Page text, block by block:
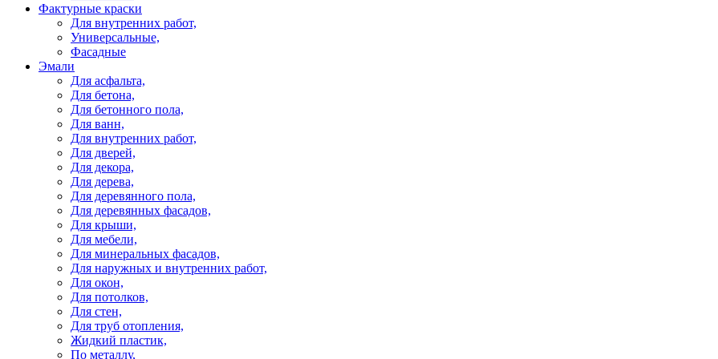
Фактурные краски
Для внутренних работ,
Универсальные,
Фасадные
Эмали
Для асфальта,
Для бетона,
Для бетонного пола,
Для ванн,
Для внутренних работ,
Для дверей,
Для декора,
Для дерева,
Для деревянного пола,
Для деревянных фасадов,
Для крыши,
Для мебели,
Для минеральных фасадов,
Для наружных и внутренних работ,
Для окон,
Для потолков,
Для стен,
Для труб отопления,
Жидкий пластик,
По металлу,